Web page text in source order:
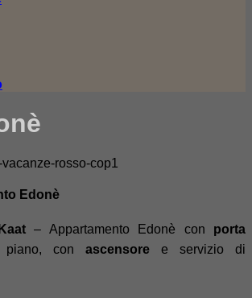
Edonè
– Appartamento Edonè con porta
con ascensore e servizio di